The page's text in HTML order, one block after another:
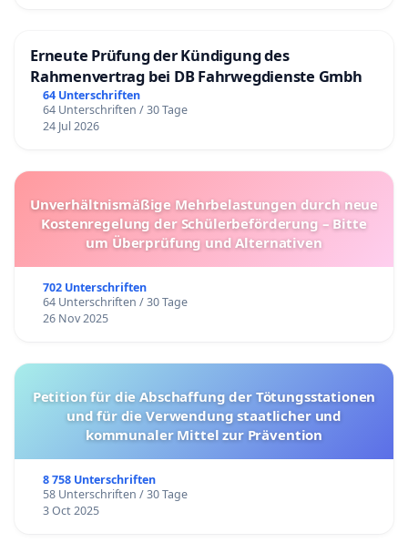
Erneute Prüfung der Kündigung des
Rahmenvertrag bei DB Fahrwegdienste Gmbh
64 Unterschriften
64 Unterschriften / 30 Tage
24 Jul 2026
Unverhältnismäßige Mehrbelastungen durch neue
Kostenregelung der Schülerbeförderung – Bitte
um Überprüfung und Alternativen
702 Unterschriften
64 Unterschriften / 30 Tage
26 Nov 2025
Petition für die Abschaffung der Tötungsstationen
und für die Verwendung staatlicher und
kommunaler Mittel zur Prävention
8 758 Unterschriften
58 Unterschriften / 30 Tage
3 Oct 2025